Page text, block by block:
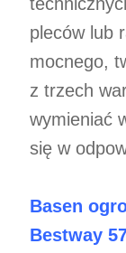
pleców lub
mocnego,
z trzech
wymieniać
się w
Basen
Bestway